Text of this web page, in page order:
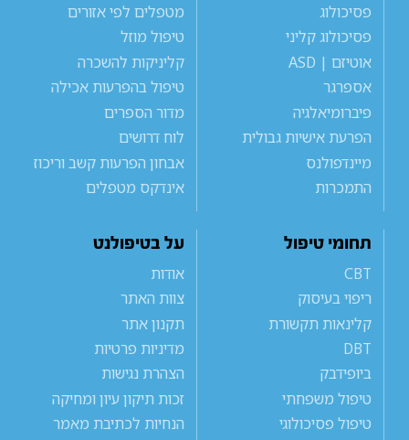
פסיכולוג
פסיכולוג קליני
אוטיזם | ASD
אספרגר
פיברומיאלגיה
הפרעת אישיות גבולית
מיינדפולנס
התמכרות
מטפלים לפי אזורים
טיפול מוזל
קליניקות להשכרה
טיפול בהפרעות אכילה
מדור הספרים
לוח דרושים
אבחון הפרעות קשב וריכוז
אינדקס מטפלים
תחומי טיפול
CBT
ריפוי בעיסוק
קלינאות תקשורת
DBT
ביופידבק
טיפול משפחתי
טיפול פסיכולוגי
על בטיפולנט
אודות
צוות האתר
תקנון אתר
מדיניות פרטיות
הצהרת נגישות
זכות תיקון עיון ומחיקה
הנחיות לכתיבת מאמר